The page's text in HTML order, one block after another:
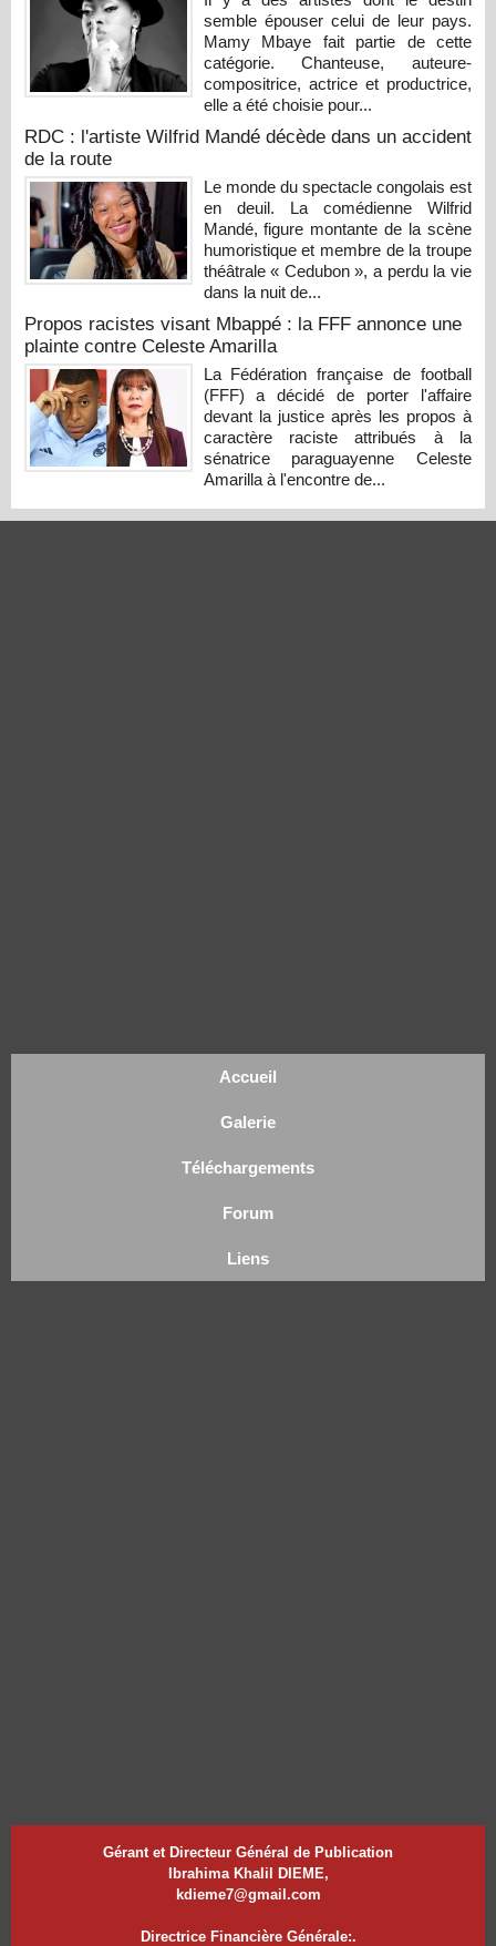
semble épouser celui de leur pays.
Mamy Mbaye fait partie de cette
catégorie. Chanteuse, auteure-
compositrice, actrice et productrice,
elle a été choisie pour...
RDC : l'artiste Wilfrid Mandé décède dans un accident
de la route
Le monde du spectacle congolais est
en deuil. La comédienne Wilfrid
Mandé, figure montante de la scène
humoristique et membre de la troupe
théâtrale « Cedubon », a perdu la vie
dans la nuit de...
Propos racistes visant Mbappé : la FFF annonce une
plainte contre Celeste Amarilla
La Fédération française de football
(FFF) a décidé de porter l'affaire
devant la justice après les propos à
caractère raciste attribués à la
sénatrice paraguayenne Celeste
Amarilla à l'encontre de...
Accueil
Galerie
Téléchargements
Forum
Liens
Gérant et Directeur Général de Publication
Ibrahima Khalil DIEME,
kdieme7@gmail.com
Directrice Financière Générale:.